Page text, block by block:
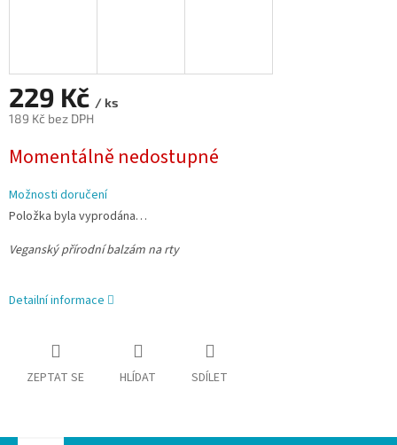
229 Kč / ks
189 Kč bez DPH
cena:
Momentálně nedostupné
Možnosti doručení
Položka byla vyprodána…
Veganský přírodní balzám na rty
Detailní informace
ZEPTAT SE HLÍDAT SDÍLET